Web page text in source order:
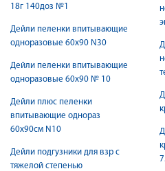
18г 140доз №1
Дейли пеленки впитывающие
одноразовые 60х90 N30
Дейли пеленки впитывающие
одноразовые 60х90 № 10
Дейли плюс пеленки
впитывающие однораз
60x90см N10
Дейли подгузники для взр с
тяжелой степенью